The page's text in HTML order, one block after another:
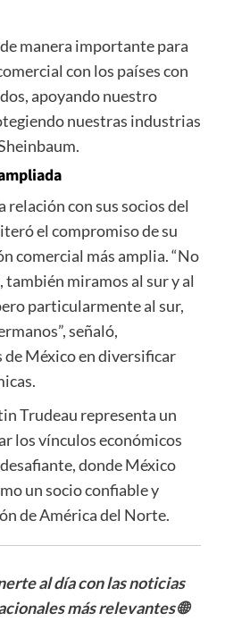
manera importante para
con los países con
apoyando nuestro
nuestras industrias
relación con sus socios del
el compromiso de su
comercial más amplia. “No
miramos al sur y al
particularmente al sur,
señaló,
México en diversificar
Trudeau representa un
los vínculos económicos
donde México
un socio confiable y
de América del Norte.
al día con las noticias
más relevantes🌐